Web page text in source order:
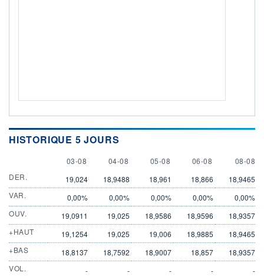
HISTORIQUE 5 JOURS
3 AUGUST
03-08 4 AUGUST
04-08 5 AUGUST
05-08 6 AUGUST
06-08 8
08-08
DER.
19,024 18,9488 18,961 18,866
18,9465
VAR.
0,00% 0,00% 0,00% 0,00%
0,00%
OUV.
19,0911 19,025 18,9586 18,9596
18,9357
+HAUT
19,1254 19,025 19,006 18,9885
18,9465
+BAS
18,8137 18,7592 18,9007 18,857
18,9357
VOL.
- - - - -